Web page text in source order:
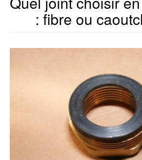
: fibre ou